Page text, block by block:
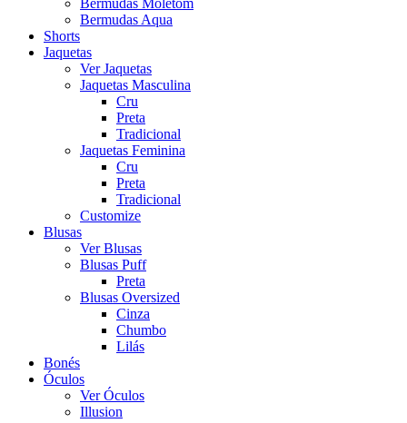
Bermudas Moletom
Bermudas Aqua
Shorts
Jaquetas
Ver Jaquetas
Jaquetas Masculina
Cru
Preta
Tradicional
Jaquetas Feminina
Cru
Preta
Tradicional
Customize
Blusas
Ver Blusas
Blusas Puff
Preta
Blusas Oversized
Cinza
Chumbo
Lilás
Bonés
Óculos
Ver Óculos
Illusion